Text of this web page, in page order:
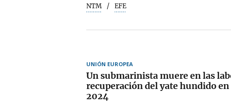
NTM EFE
UNIÓN EUROPEA
Un submarinista muere en las
recuperación del yate hundido
2024